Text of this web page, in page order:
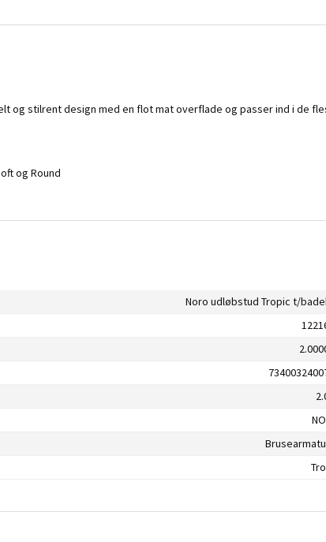
og stilrent design med en flot mat overflade og passer ind i de
og Round
Noro udløbstud Tropic t/